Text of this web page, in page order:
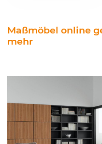
Maßmöbel online
mehr